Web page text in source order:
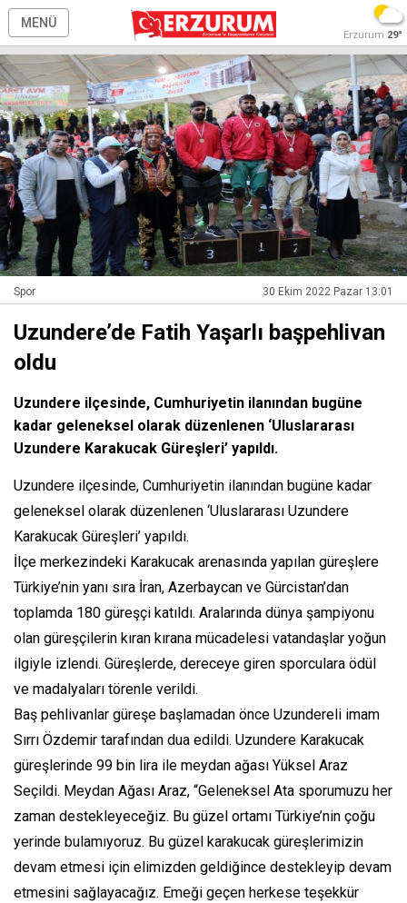
MENÜ
Erzurum 29°
Spor 30 Ekim 2022 Pazar 13:01
Uzundere’de Fatih Yaşarlı başpehlivan
oldu
Uzundere ilçesinde, Cumhuriyetin ilanından bugüne
kadar geleneksel olarak düzenlenen ‘Uluslararası
Uzundere Karakucak Güreşleri’ yapıldı.
Uzundere ilçesinde, Cumhuriyetin ilanından bugüne kadar
geleneksel olarak düzenlenen ‘Uluslararası Uzundere
Karakucak Güreşleri’ yapıldı.
İlçe merkezindeki Karakucak arenasında yapılan güreşlere
Türkiye’nin yanı sıra İran, Azerbaycan ve Gürcistan’dan
toplamda 180 güreşçi katıldı. Aralarında dünya şampiyonu
olan güreşçilerin kıran kırana mücadelesi vatandaşlar yoğun
ilgiyle izlendi. Güreşlerde, dereceye giren sporculara ödül
ve madalyaları törenle verildi.
Baş pehlivanlar güreşe başlamadan önce Uzundereli imam
Sırrı Özdemir tarafından dua edildi. Uzundere Karakucak
güreşlerinde 99 bin lira ile meydan ağası Yüksel Araz
Seçildi. Meydan Ağası Araz, “Geleneksel Ata sporumuzu her
zaman destekleyeceğiz. Bu güzel ortamı Türkiye’nin çoğu
yerinde bulamıyoruz. Bu güzel karakucak güreşlerimizin
devam etmesi için elimizden geldiğince destekleyip devam
etmesini sağlayacağız. Emeği geçen herkese teşekkür